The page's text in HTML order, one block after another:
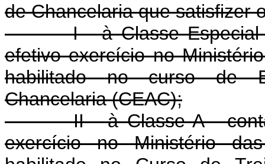
de Chancelaria que satisfizer
I - à Classe Especial -
efetivo exercício no
habilitado no curso de
Chancelaria (CEAC);
II - à Classe A - contar,
exercício no Ministério